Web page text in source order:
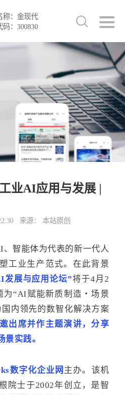
称：金现代
码：300830
业AI应用与发展 |
来源： 本站原创
、智能体为代表的新一代人
工业生产范式。在此背景
发展与应用论坛”将于4月2
为“AI赋能新质制造・场景
内领先的数智化解决方案
出席并作主题演讲，分享
景实践。
数字化企业网 主办。该机
院士于2002年创立，是智